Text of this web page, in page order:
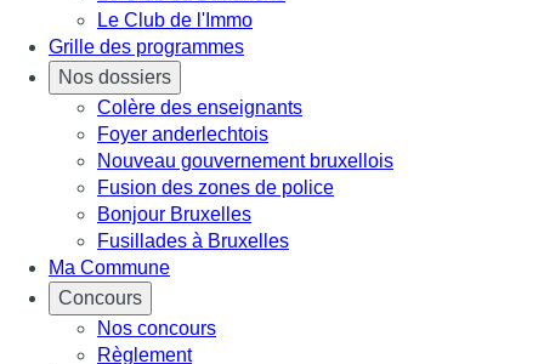
Le Club de l'Immo
Grille des programmes
Nos dossiers
Colère des enseignants
Foyer anderlechtois
Nouveau gouvernement bruxellois
Fusion des zones de police
Bonjour Bruxelles
Fusillades à Bruxelles
Ma Commune
Concours
Nos concours
Règlement